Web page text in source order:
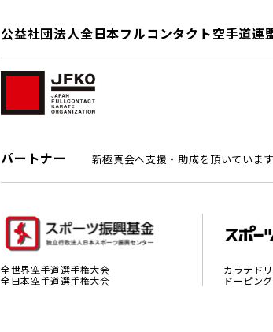
公益社団法人全日本フルコンタクト空手道連
パートナー 新極真会へ支援・助成を頂いています
全世界空手道選手権大会
全日本空手道選手権大会
カラテド
ドーピン